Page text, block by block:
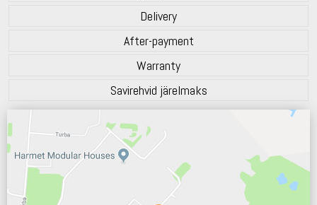
Delivery
After-payment
Warranty
Savirehvid järelmaks